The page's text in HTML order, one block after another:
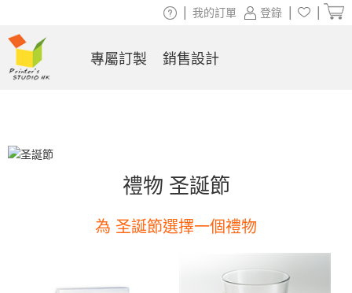
禮物 圣誕節
為 圣誕節選擇一個禮物
登錄
我的訂單
專屬訂製 銷售設計